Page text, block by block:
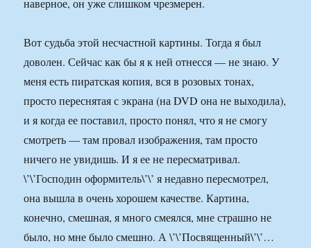
наверное, он уже слишком чрезмерен.
Вот судьба этой несчастной картины. Тогда я был
доволен. Сейчас как бы я к ней отнесся — не знаю. У
меня есть пиратская копия, вся в розовых тонах,
просто переснятая с экрана (на DVD она не выходила),
и я когда ее поставил, просто понял, что я не смогу
смотреть — там провал изображения, там просто
ничего не увидишь. И я ее не пересматривал.
\’\’Господин оформитель\’\’ я недавно пересмотрел,
она вышла в очень хорошем качестве. Картина,
конечно, смешная, я много смеялся, мне страшно не
было, но мне было смешно. А \’\’Посвященный\’\’…